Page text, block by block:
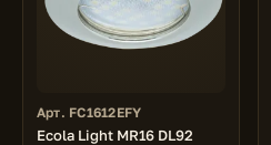
Арт. FC1612EFY
Ecola Light MR16 DL92